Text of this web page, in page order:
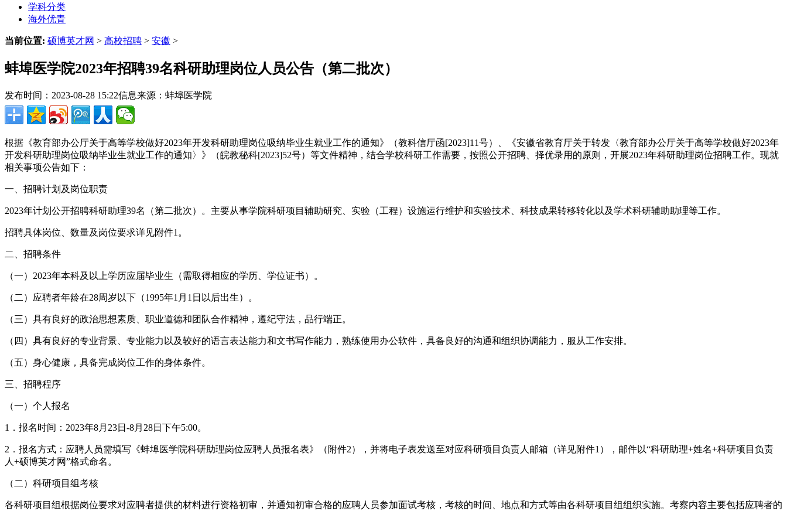
学科分类
海外优青
当前位置: 硕博英才网 > 高校招聘 > 安徽 >
蚌埠医学院2023年招聘39名科研助理岗位人员公告（第二批次）
发布时间：2023-08-28 15:22信息来源：蚌埠医学院
根据《教育部办公厅关于高等学校做好2023年开发科研助理岗位吸纳毕业生就业工作的通知》（教科信厅函[2023]11号）、《安徽省教育厅关于转发〈教育部办公厅关于高等学校做好2023年
开发科研助理岗位吸纳毕业生就业工作的通知〉》（皖教秘科[2023]52号）等文件精神，结合学校科研工作需要，按照公开招聘、择优录用的原则，开展2023年科研助理岗位招聘工作。现就
相关事项公告如下：
一、招聘计划及岗位职责
2023年计划公开招聘科研助理39名（第二批次）。主要从事学院科研项目辅助研究、实验（工程）设施运行维护和实验技术、科技成果转移转化以及学术科研辅助助理等工作。
招聘具体岗位、数量及岗位要求详见附件1。
二、招聘条件
（一）2023年本科及以上学历应届毕业生（需取得相应的学历、学位证书）。
（二）应聘者年龄在28周岁以下（1995年1月1日以后出生）。
（三）具有良好的政治思想素质、职业道德和团队合作精神，遵纪守法，品行端正。
（四）具有良好的专业背景、专业能力以及较好的语言表达能力和文书写作能力，熟练使用办公软件，具备良好的沟通和组织协调能力，服从工作安排。
（五）身心健康，具备完成岗位工作的身体条件。
三、招聘程序
（一）个人报名
1．报名时间：2023年8月23日-8月28日下午5:00。
2．报名方式：应聘人员需填写《蚌埠医学院科研助理岗位应聘人员报名表》（附件2），并将电子表发送至对应科研项目负责人邮箱（详见附件1），邮件以“科研助理+姓名+科研项目负责
人+硕博英才网”格式命名。
（二）科研项目组考核
各科研项目组根据岗位要求对应聘者提供的材料进行资格初审，并通知初审合格的应聘人员参加面试考核，考核的时间、地点和方式等由各科研项目组组织实施。考察内容主要包括应聘者的